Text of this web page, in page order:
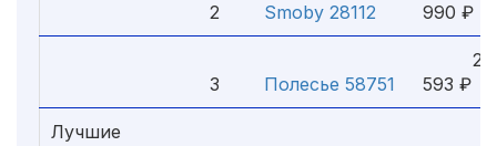
2 Smoby 28112
990 ₽
3 Полесье 58751
2
593 ₽
Лучшие